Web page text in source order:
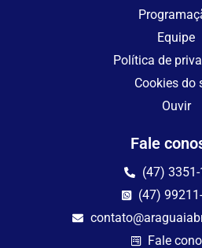
Equipe
Política de
Cookies do
Ouvir
Fale
(47)
(47)
Fale